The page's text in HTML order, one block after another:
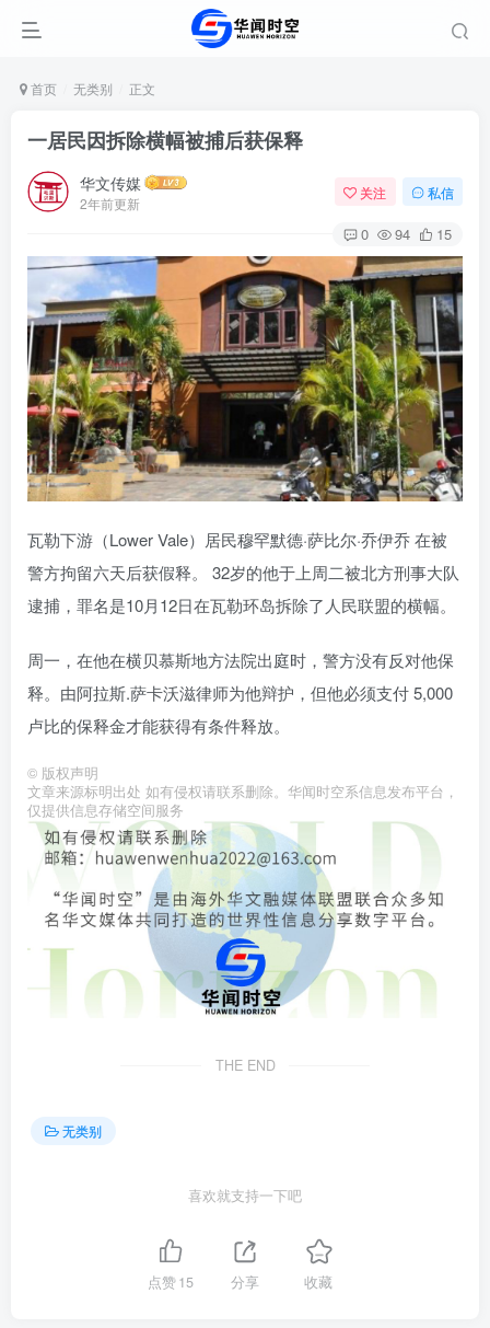
首页 无类别 正文
一居民因拆除横幅被捕后获保释
华文传媒
2年前更新
关注 私信
0 94 15
瓦勒下游（Lower Vale）居民穆罕默德·萨比尔·乔伊乔 在被
警方拘留六天后获假释。 32岁的他于上周二被北方刑事大队
逮捕，罪名是10月12日在瓦勒环岛拆除了人民联盟的横幅。
周一，在他在横贝慕斯地方法院出庭时，警方没有反对他保
释。由阿拉斯.萨卡沃滋律师为他辩护，但他必须支付 5,000
卢比的保释金才能获得有条件释放。
© 版权声明
文章来源标明出处 如有侵权请联系删除。华闻时空系信息发布平台，
仅提供信息存储空间服务
THE END
无类别
喜欢就支持一下吧
点赞15 分享 收藏